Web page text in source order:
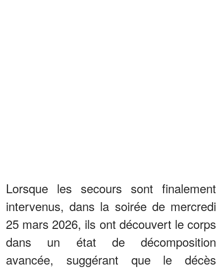
Lorsque les secours sont finalement
intervenus, dans la soirée de mercredi
25 mars 2026, ils ont découvert le corps
dans un état de décomposition
avancée, suggérant que le décès